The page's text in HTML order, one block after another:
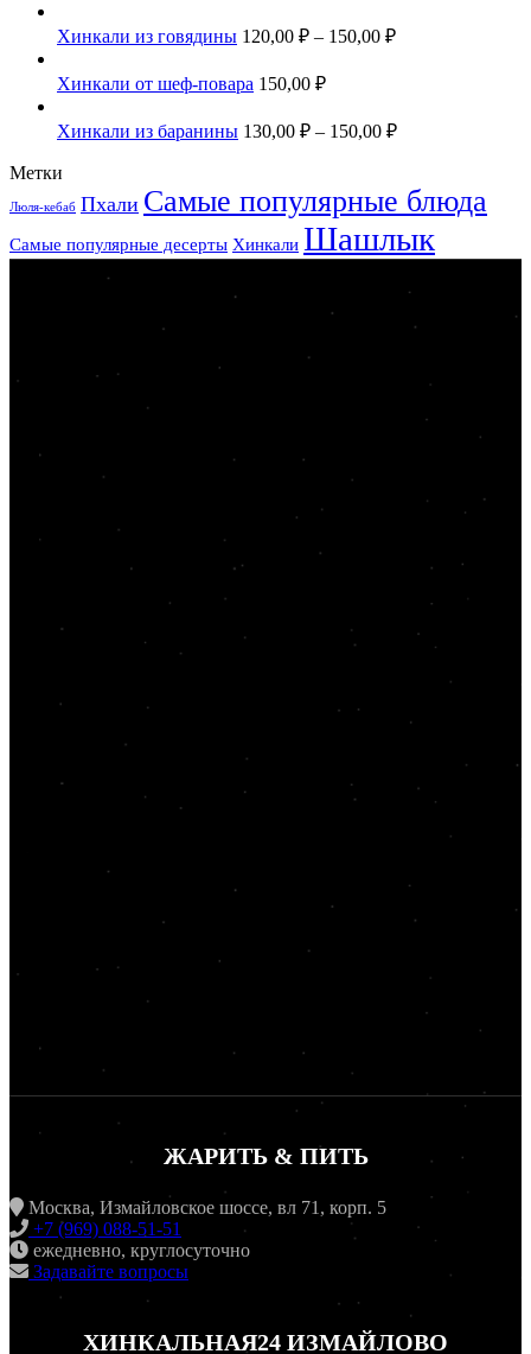
Хинкали из говядины 120,00 ₽ – 150,00 ₽
Хинкали от шеф-повара 150,00 ₽
Хинкали из баранины 130,00 ₽ – 150,00 ₽
Метки
Люля-кебаб Пхали Самые популярные блюда
Самые популярные десерты Хинкали Шашлык
ЖАРИТЬ & ПИТЬ
Москва, Измайловское шоссе, вл 71, корп. 5
+7 (969) 088-51-51
ежедневно, круглосуточно
Задавайте вопросы
ХИНКАЛЬНАЯ24 ИЗМАЙЛОВО